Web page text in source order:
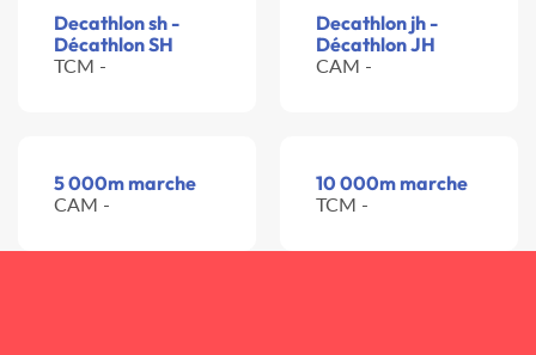
Decathlon sh -
Décathlon SH
TCM -
Decathlon jh -
Décathlon JH
CAM -
5 000m marche
CAM -
10 000m marche
TCM -